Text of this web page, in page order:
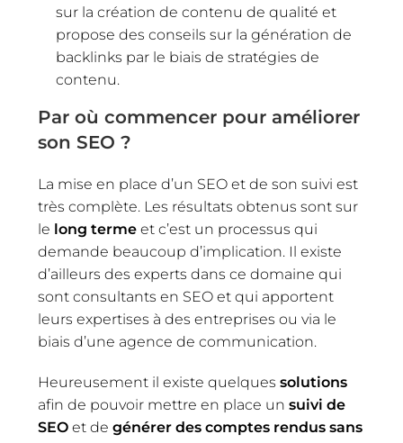
sur la création de contenu de qualité et
propose des conseils sur la génération de
backlinks par le biais de stratégies de
contenu.
Par où commencer pour améliorer
son SEO ?
La mise en place d’un SEO et de son suivi est
très complète. Les résultats obtenus sont sur
le long termeet c’est un processus qui
demande beaucoup d’implication. Il existe
d’ailleurs des experts dans ce domaine qui
sont consultants en SEO et qui apportent
leurs expertises à des entreprises ou via le
biais d’une agence de communication.
Heureusement il existe quelquessolutions
afin de pouvoir mettre en place unsuivi de
SEO et degénérer des comptes rendus sans